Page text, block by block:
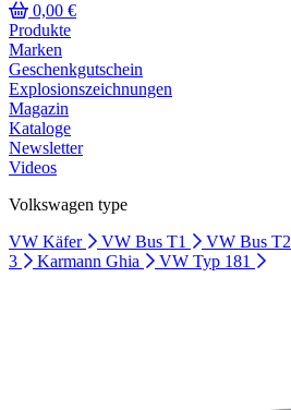
0,00 €
Produkte
Marken
Geschenkgutschein
Explosionszeichnungen
Magazin
Kataloge
Newsletter
Videos
Volkswagen type
VW Käfer
VW Bus T1 VW Bus T2
3
Karmann Ghia VW Typ 181